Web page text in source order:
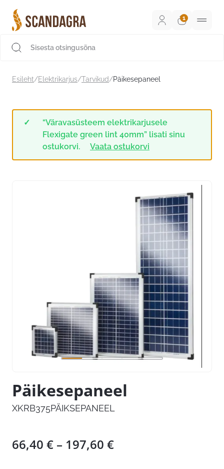
sisu
juurde
Esileht/Elektrikarjus/Tarvikud/Päikesepaneel
“Väravasüsteem elektrikarjusele
Flexigate green lint 40mm” lisati sinu
ostukorvi.
Vaata ostukorvi
Päikesepaneel
XKRB375PÄIKSEPANEEL
66,40 € – 197,60 €Hinnavahemik: